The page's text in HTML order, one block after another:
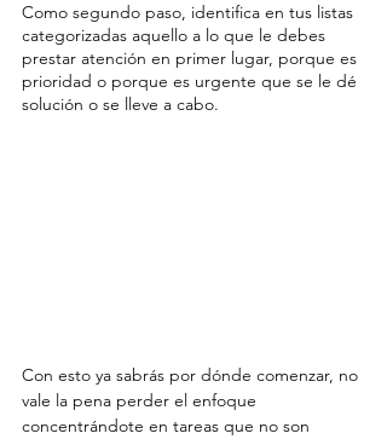
Como segundo paso, identifica en tus listas
categorizadas aquello a lo que le debes
prestar atención en primer lugar, porque es
prioridad o porque es urgente que se le dé
solución o se lleve a cabo.
Con esto ya sabrás por dónde comenzar, no
vale la pena perder el enfoque
concentrándote en tareas que no son